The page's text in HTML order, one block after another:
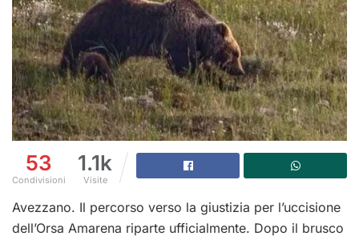
53
Condivisioni
1.1k
Visite
Avezzano. Il percorso verso la giustizia per l’uccisione
dell’Orsa Amarena riparte ufficialmente. Dopo il brusco